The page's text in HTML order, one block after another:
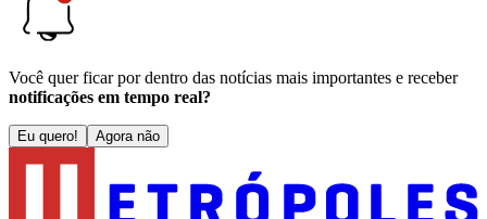
Você quer ficar por dentro das notícias mais importantes e receber
notificações em tempo real?
Eu quero! Agora não